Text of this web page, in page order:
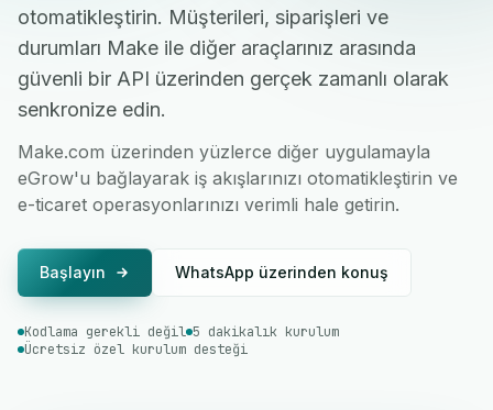
otomatikleştirin. Müşterileri, siparişleri ve
durumları Make ile diğer araçlarınız arasında
güvenli bir API üzerinden gerçek zamanlı olarak
senkronize edin.
Make.com üzerinden yüzlerce diğer uygulamayla
eGrow'u bağlayarak iş akışlarınızı otomatikleştirin ve
e-ticaret operasyonlarınızı verimli hale getirin.
Başlayın WhatsApp üzerinden konuş
Kodlama gerekli değil 5 dakikalık kurulum
Ücretsiz özel kurulum desteği